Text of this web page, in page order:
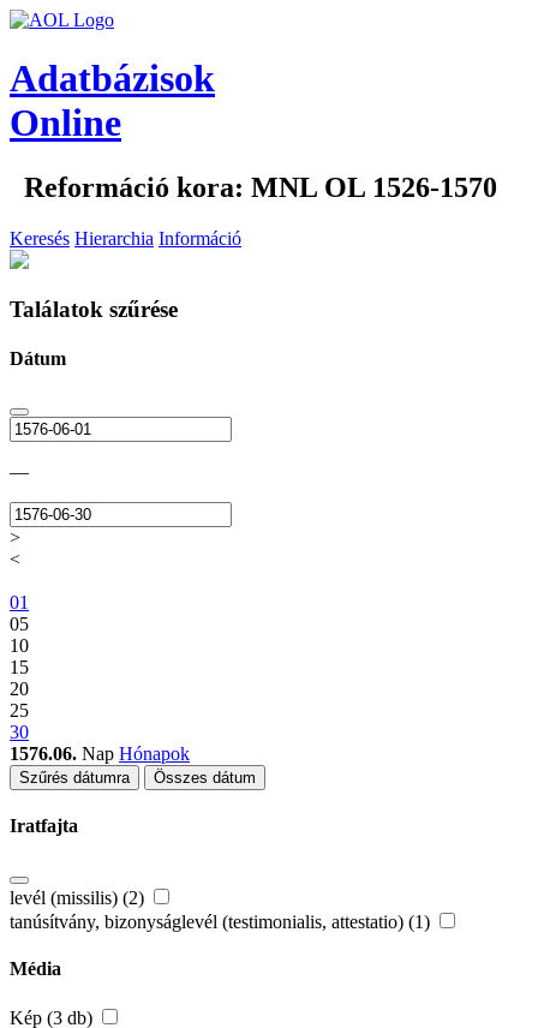
Adatbázisok
Online
Reformáció kora: MNL OL 1526-1570
Keresés Hierarchia Információ
Találatok szűrése
Dátum
—
>
<
01
05
10
15
20
25
30
1576.06. Nap Hónapok
Szűrés dátumra Összes dátum
Iratfajta
levél (missilis) (2)
tanúsítvány, bizonyságlevél (testimonialis, attestatio) (1)
Média
Kép (3 db)